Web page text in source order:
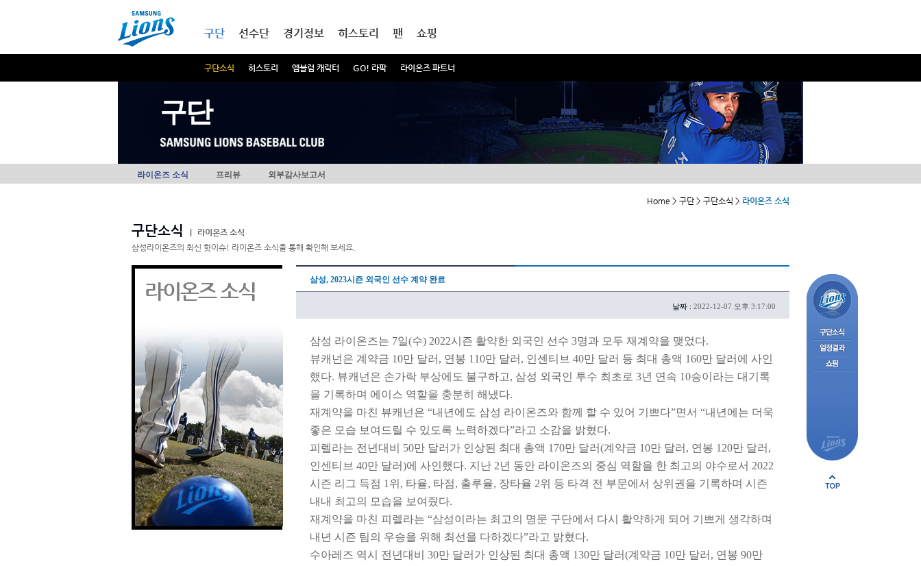
구단
구단소식 히스토리 엠블럼 캐릭터 GO! 라팍 라이온즈 파트너
선수단 경기정보 히스토리 팬 쇼핑
구단
라이온즈 소식 프리뷰 외부감사보고서
Home > 구단 > 구단소식 > 라이온즈 소식
구단소식
라이온즈 소식
삼성라이온즈의 최신 핫이슈! 라이온즈 소식을 통해 확인해 보세요.
라이온즈 소식 삼성, 2023시즌 외국인 선수 계약 완료
날짜 : 2022-12-07 오후 3:17:00
삼성 라이온즈는 7일(수) 2022시즌 활약한 외국인 선수 3명과 모두 재계약을 맺었다.
뷰캐넌은 계약금 10만 달러, 연봉 110만 달러, 인센티브 40만 달러 등 최대 총액 160만 달러에 사인
했다. 뷰캐넌은 손가락 부상에도 불구하고, 삼성 외국인 투수 최초로 3년 연속 10승이라는 대기록
을 기록하며 에이스 역할을 충분히 해냈다.
재계약을 마친 뷰캐넌은 “내년에도 삼성 라이온즈와 함께 할 수 있어 기쁘다”면서 “내년에는 더욱
좋은 모습 보여드릴 수 있도록 노력하겠다”라고 소감을 밝혔다.
피렐라는 전년대비 50만 달러가 인상된 최대 총액 170만 달러(계약금 10만 달러, 연봉 120만 달러,
인센티브 40만 달러)에 사인했다. 지난 2년 동안 라이온즈의 중심 역할을 한 최고의 야수로서 2022
시즌 리그 득점 1위, 타율, 타점, 출루율, 장타율 2위 등 타격 전 부문에서 상위권을 기록하며 시즌
내내 최고의 모습을 보여줬다.
재계약을 마친 피렐라는 “삼성이라는 최고의 명문 구단에서 다시 활약하게 되어 기쁘게 생각하며
내년 시즌 팀의 우승을 위해 최선을 다하겠다”라고 밝혔다.
수아레즈 역시 전년대비 30만 달러가 인상된 최대 총액 130만 달러(계약금 10만 달러, 연봉 90만